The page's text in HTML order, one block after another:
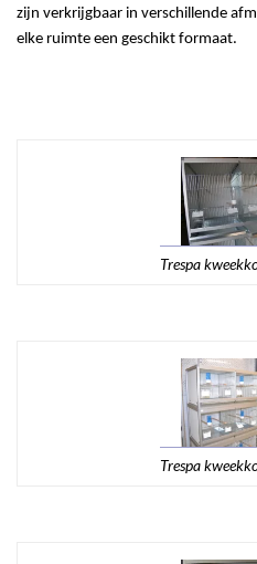
zijn verkrijgbaar in verschillende
elke ruimte een geschikt formaat.
Trespa
Trespa